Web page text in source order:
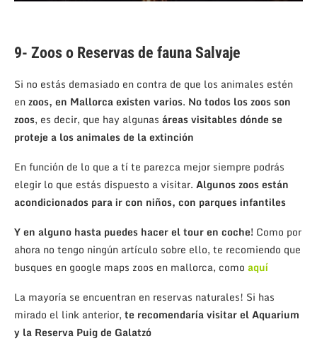
9- Zoos o Reservas de fauna Salvaje
Si no estás demasiado en contra de que los animales estén
enzoos, en Mallorca existen varios. No todos los zoos son
zoos, es decir, que hay algunas áreas visitables dónde se
proteje a los animales de la extinción
En función de lo que a tí te parezca mejor siempre podrás
elegir lo que estás dispuesto a visitar. Algunos zoos están
acondicionados para ir con niños, con parques infantiles
Y en alguno hasta puedes hacer el tour en coche! Como por
ahora no tengo ningún artículo sobre ello, te recomiendo que
busques en google maps zoos en mallorca, como aquí
La mayoría se encuentran en reservas naturales! Si has
mirado el link anterior, te recomendaría visitar el Aquarium
y la Reserva Puig de Galatzó